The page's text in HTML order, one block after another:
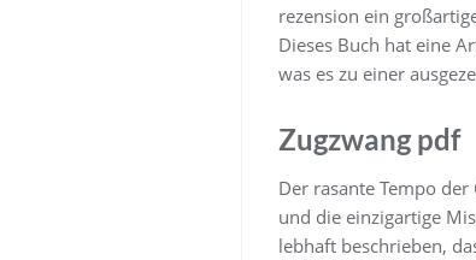
rezension ein
Dieses Buch hat eine
was es zu einer
Zugzwang pdf
Der rasante Tempo
und die einzigartige
lebhaft beschrieben,